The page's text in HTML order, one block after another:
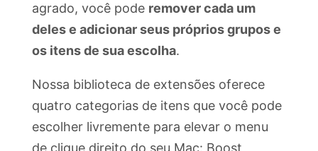
agrado, você pode remover cada um
deles e adicionar seus próprios grupos e
os itens de sua escolha.
Nossa biblioteca de extensões oferece
quatro categorias de itens que você pode
escolher livremente para elevar o menu
de clique direito do seu Mac: Boost,